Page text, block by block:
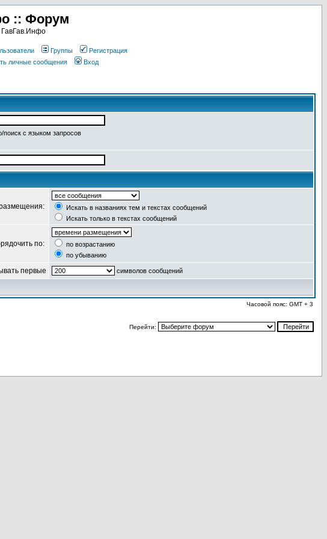
:: Форум
Группы
Регистрация
личные сообщения Вход
поиск с языком запросов
Искать в названиях тем и текстах сообщений
Искать только в текстах сообщений
по:
по возрастанию
по убыванию
первые символов сообщений
Часовой пояс: GMT + 3
Перейти: